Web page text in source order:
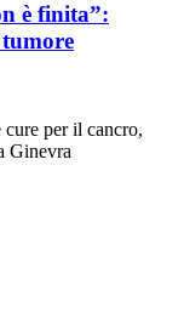
è finita”:
cure per il cancro,
Ginevra